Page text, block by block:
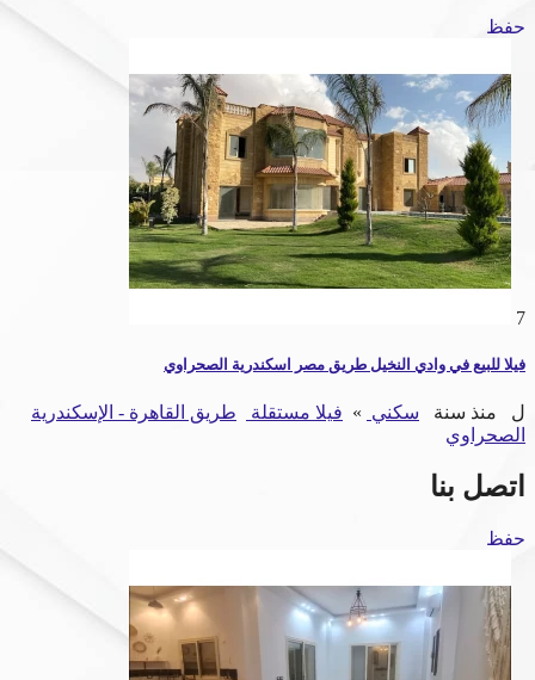
حفظ
7
فيلا للبيع في وادي النخيل طريق مصر اسكندرية الصحراوي
ل منذ سنة سكني » فيلا مستقلة
طريق القاهرة - الإسكندرية
الصحراوي
اتصل بنا
حفظ